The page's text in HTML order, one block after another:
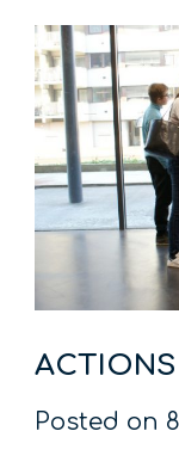
ACTIONS
Posted on